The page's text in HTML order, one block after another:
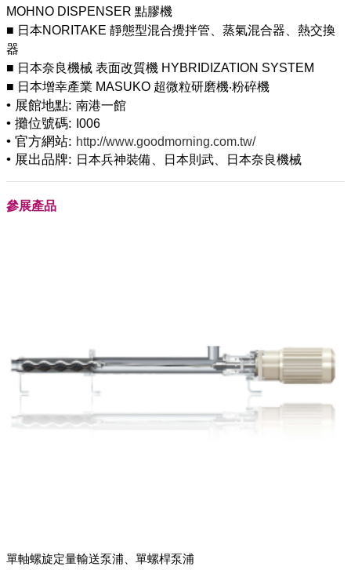
MOHNO DISPENSER 點膠機
■ 日本NORITAKE 靜態型混合攪拌管、蒸氣混合器、熱交換
器
■ 日本奈良機械 表面改質機 HYBRIDIZATION SYSTEM
• 展館地點: 南港一館
• 攤位號碼: I006
• 官方網站: http://www.goodmorning.com.tw/
• 展出品牌: 日本兵神裝備、日本則武、日本奈良機械
參展產品
單軸螺旋定量輸送泵浦、單螺桿泵浦